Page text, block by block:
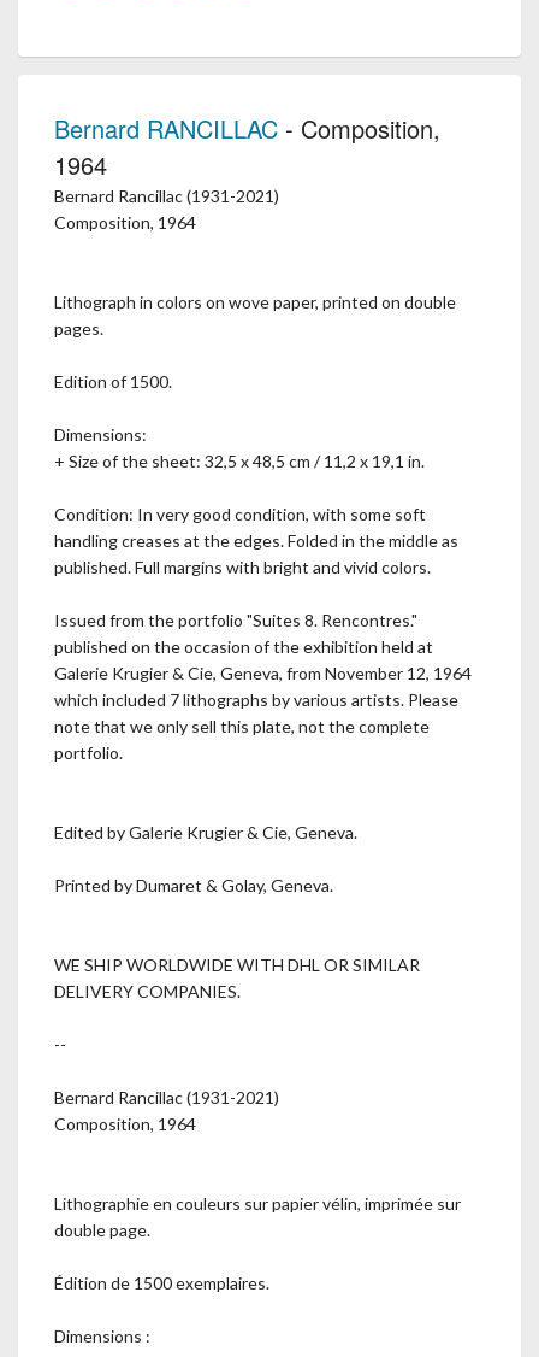
Bernard RANCILLAC - Composition,
1964
Bernard Rancillac (1931-2021)
Composition, 1964
Lithograph in colors on wove paper, printed on double
pages.
Edition of 1500.
Dimensions:
+ Size of the sheet: 32,5 x 48,5 cm / 11,2 x 19,1 in.
Condition: In very good condition, with some soft
handling creases at the edges. Folded in the middle as
published. Full margins with bright and vivid colors.
Issued from the portfolio "Suites 8. Rencontres."
published on the occasion of the exhibition held at
Galerie Krugier & Cie, Geneva, from November 12, 1964
which included 7 lithographs by various artists. Please
note that we only sell this plate, not the complete
portfolio.
Edited by Galerie Krugier & Cie, Geneva.
Printed by Dumaret & Golay, Geneva.
WE SHIP WORLDWIDE WITH DHL OR SIMILAR
DELIVERY COMPANIES.
--
Bernard Rancillac (1931-2021)
Composition, 1964
Lithographie en couleurs sur papier vélin, imprimée sur
double page.
Édition de 1500 exemplaires.
Dimensions :